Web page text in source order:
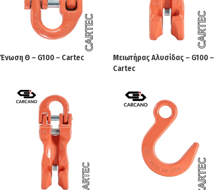
Ένωση Θ – G100 – Cartec
Μειωτήρας Αλυσίδας – G100 –
Cartec